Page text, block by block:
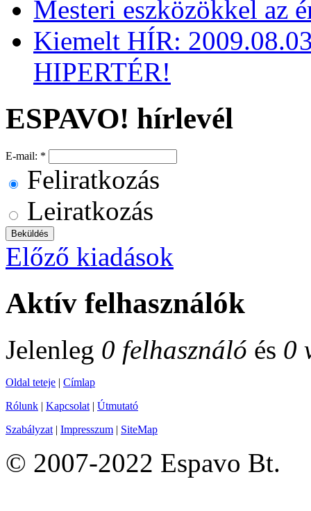
Mesteri eszközökkel az
Kiemelt HÍR:
HIPERTÉR!
ESPAVO! hírlevél
E-mail: *
Feliratkozás
Leiratkozás
Előző kiadások
Aktív felhasználók
Jelenleg 0 felhasználó és 0
Oldal teteje | Címlap
Rólunk | Kapcsolat | Útmutató
Szabályzat | Impresszum | SiteMap
© 2007-2022 Espavo Bt.